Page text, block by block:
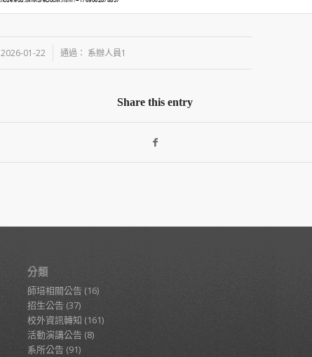
2026-01-22
/ 通過： 系辦人員1
Share this entry
分類
師培相關公告(16)
招生公告 (37)
校外資訊轉知 (161)
活動演講公告 (8)
系所公告(91)